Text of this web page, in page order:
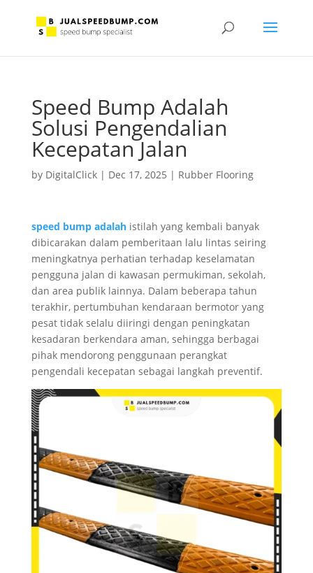
Speed Bump Adalah
Solusi Pengendalian
Kecepatan Jalan
by DigitalClick| Dec 17, 2025 | Rubber Flooring
speed bump adalahistilah yang kembali banyak
dibicarakan dalam pemberitaan lalu lintas seiring
meningkatnya perhatian terhadap keselamatan
pengguna jalan di kawasan permukiman, sekolah,
dan area publik lainnya. Dalam beberapa tahun
terakhir, pertumbuhan kendaraan bermotor yang
pesat tidak selalu diiringi dengan peningkatan
kesadaran berkendara aman, sehingga berbagai
pihak mendorong penggunaan perangkat
pengendali kecepatan sebagai langkah preventif.